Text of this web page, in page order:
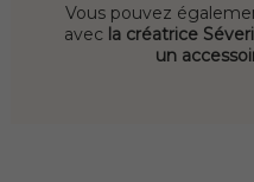
Vous pouvez
avec la créatrice
un